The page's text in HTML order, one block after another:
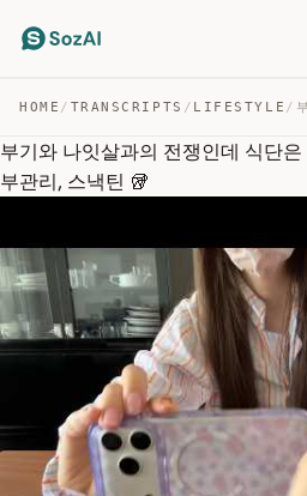
HOME / TRANSCRIPTS / LIFESTYLE /
부기와 나잇살과의 전쟁인데 식단은
부관리, 스낵틴 🥡